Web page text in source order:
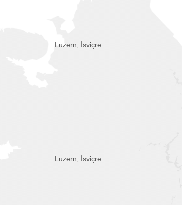
Luzern, İsviçre
Luzern, İsviçre